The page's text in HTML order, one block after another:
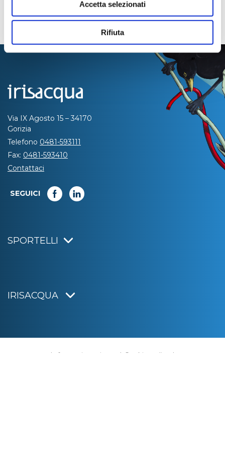
Accetta selezionati
Rifiuta
Via IX Agosto 15 – 34170
Gorizia
Telefono 0481-593111
Fax: 0481-593410
Contattaci
SEGUICI
SPORTELLI
IRISACQUA
Informativa privacy | Cookie policy
|